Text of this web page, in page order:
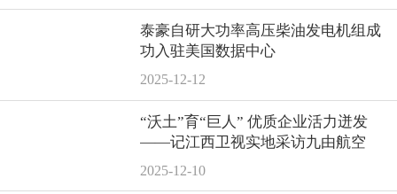
泰豪自研大功率高压柴油发电机组成
功入驻美国数据中心
2025-12-12
“沃土”育“巨人” 优质企业活力迸发
——记江西卫视实地采访九由航空
2025-12-10